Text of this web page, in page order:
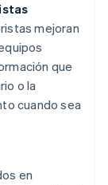
mejoran
que
o la
cuando sea
en